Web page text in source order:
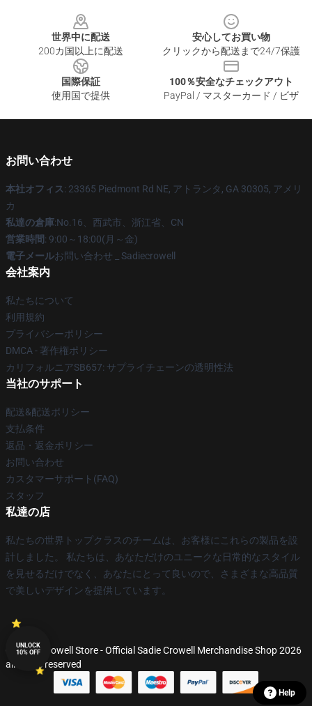
世界中に配送
200カ国以上に配送
安心してお買い物
クリックから配送まで24/7保護
国際保証
使用国で提供
100％安全なチェックアウト
PayPal / マスターカード / ビザ
お問い合わせ
本社オフィス: 23365 Piedmont Rd NE, アトランタ, GA 30305, アメリ
カ
私達の倉庫:No.16、西武市、浙江省、CN
営業時間: 9:00～18:00(月～金)
電子メールお問い合わせ _ Sadiecrowell
会社案内
私たちについて
利用規約
プライバシーポリシー
DMCA - 著作権ポリシー
カリフォルニアSB657: サプライチェーンの透明性法
当社のサポート
配送&配送ポリシー
支払条件
返品・返金ポリシー
お問い合わせ
カスタマーサポート(FAQ)
スタッフ
私達の店
私たちの世界トップクラスのチームは、お客様にこれらの製品を設
計しました。 私たちは、あなただけのユニークな日常的なスタイル
を見せるだけでなく、あなたにとって良いので、さまざまな高品質
で美しいデザインを提供しています。
© Sadie Crowell Store - Official Sadie Crowell Merchandise Shop 2026
all rights reserved
Help
UNLOCK
10% OFF